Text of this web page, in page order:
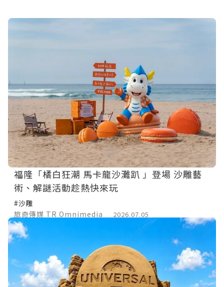
福隆「橘白狂潮 馬卡龍沙灘趴 」登場 沙雕藝
術、解謎活動趁熱快來玩
#沙雕
旅奇傳媒 TR Omnimedia
2026.07.05